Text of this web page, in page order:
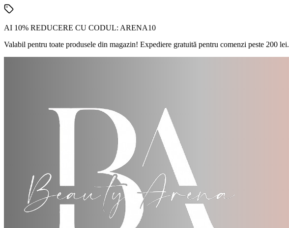
AI 10% REDUCERE CU CODUL: ARENA10
Valabil pentru toate produsele din magazin! Expediere gratuită pentru comenzi peste 200 lei.